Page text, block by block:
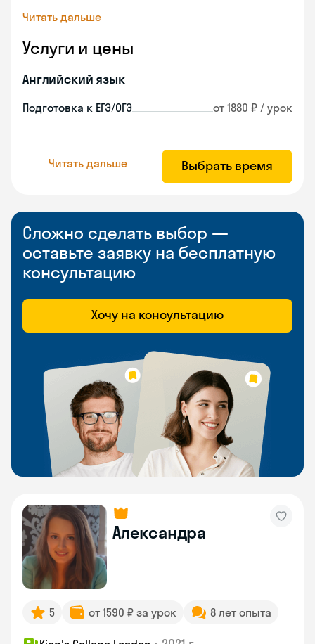
Читать дальше
Услуги и цены
Английский язык
Подготовка к ЕГЭ/ОГЭ от 1880 ₽ / урок
Читать дальше Выбрать время
Сложно сделать выбор —
оставьте заявку на бесплатную
консультацию
Хочу на консультацию
Александра
5 от 1590 ₽ за урок 8 лет опыта